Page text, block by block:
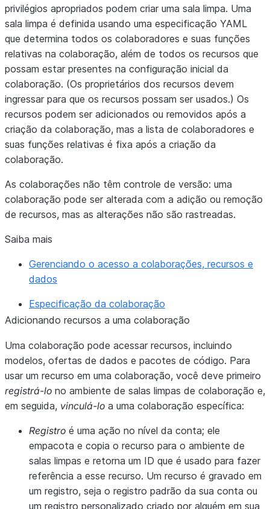
privilégios apropriados podem criar uma sala limpa. Uma
sala limpa é definida usando uma especificação YAML
que determina todos os colaboradores e suas funções
relativas na colaboração, além de todos os recursos que
possam estar presentes na configuração inicial da
colaboração. (Os proprietários dos recursos devem
ingressar para que os recursos possam ser usados.) Os
recursos podem ser adicionados ou removidos após a
criação da colaboração, mas a lista de colaboradores e
suas funções relativas é fixa após a criação da
colaboração.
As colaborações não têm controle de versão: uma
colaboração pode ser alterada com a adição ou remoção
de recursos, mas as alterações não são rastreadas.
Saiba mais
Gerenciando o acesso a colaborações, recursos e
dados
Especificação da colaboração
Adicionando recursos a uma colaboração
Uma colaboração pode acessar recursos, incluindo
modelos, ofertas de dados e pacotes de código. Para
usar um recurso em uma colaboração, você deve primeiro
registrá-lo no ambiente de salas limpas de colaboração e,
em seguida, vinculá-lo a uma colaboração específica:
Registro é uma ação no nível da conta; ele
empacota e copia o recurso para o ambiente de
salas limpas e retorna um ID que é usado para fazer
referência a esse recurso. Um recurso é gravado em
um registro, seja o registro padrão da sua conta ou
um registro personalizado criado por alguém em sua